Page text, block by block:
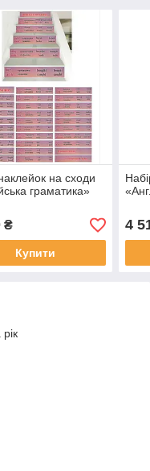
на сходи
граматика»
₴
Купити
4